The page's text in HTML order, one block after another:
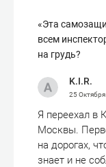
«Эта
всем
на грудь?
K.I.R.
25
Я переехал в
Москвы.
на дорогах,
знает и не